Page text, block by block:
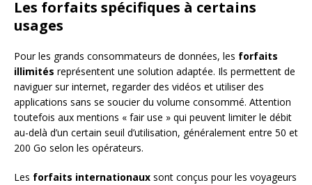
Les forfaits spécifiques à certains
usages
Pour les grands consommateurs de données, les forfaits
illimités représentent une solution adaptée. Ils permettent de
naviguer sur internet, regarder des vidéos et utiliser des
applications sans se soucier du volume consommé. Attention
toutefois aux mentions « fair use » qui peuvent limiter le débit
au-delà d’un certain seuil d’utilisation, généralement entre 50 et
200 Go selon les opérateurs.
Les forfaits internationaux sont conçus pour les voyageurs